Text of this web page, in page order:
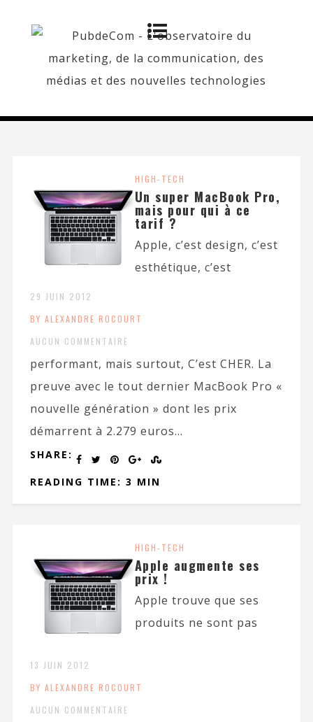
HIGH-TECH
Un super MacBook Pro,
mais pour qui à ce
tarif ?
29 JUIN 2012
BY ALEXANDRE ROCOURT
AUCUN COMMENTAIRE
Apple, c’est design, c’est
esthétique, c’est
performant, mais surtout, C’est CHER. La
preuve avec le tout dernier MacBook Pro «
nouvelle génération » dont les prix
démarrent à 2.279 euros...
SHARE:
READING TIME: 3 MIN
HIGH-TECH
Apple augmente ses
prix !
13 JUIN 2012
BY ALEXANDRE ROCOURT
AUCUN COMMENTAIRE
Apple trouve que ses
produits ne sont pas